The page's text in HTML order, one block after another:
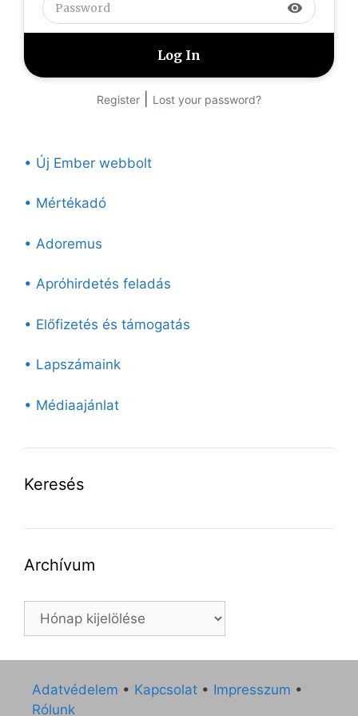
visibility
Register Lost your password?
• Új Ember webbolt
• Mértékadó
• Adoremus
• Apróhirdetés feladás
• Előfizetés és támogatás
• Lapszámaink
• Médiaajánlat
Keresés
Archívum
Archívum
Adatvédelem • Kapcsolat • Impresszum •
Rólunk